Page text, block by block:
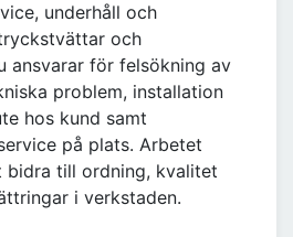
underhåll och
och
ansvarar för felsökning av
problem, installation
hos kund samt
på plats. Arbetet
bidra till ordning, kvalitet
i verkstaden.